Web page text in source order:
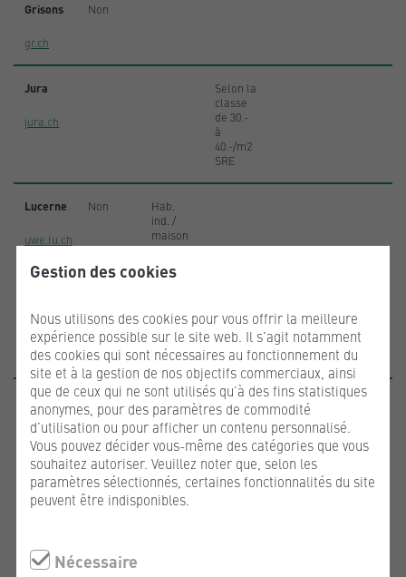
Grisons
gr.ch
Non
Jura
jura.ch
Selon la
classe
de 30.-
à
40.-/m2
SRE
Lucerne
uwe.lu.ch
Non
Hab.
ind. /
maison
bifamiliale
: 1'000.-
catégories
de
bâtiments
: 1'500.-
Neuchâtel
ne.ch
Oui,
dans
certaines
conditions
Selon le
nombre
de
classes
et la
catégorie
de
Gestion des cookies
Nous utilisons des cookies pour vous offrir la meilleure
expérience possible sur le site web. Il s'agit notamment
des cookies qui sont nécessaires au fonctionnement du
site et à la gestion de nos objectifs commerciaux, ainsi
que de ceux qui ne sont utilisés qu’à des fins statistiques
anonymes, pour des paramètres de commodité
d’utilisation ou pour afficher un contenu personnalisé.
Vous pouvez décider vous-même des catégories que vous
souhaitez autoriser. Veuillez noter que, selon les
paramètres sélectionnés, certaines fonctionnalités du site
peuvent être indisponibles.
Nécessaire